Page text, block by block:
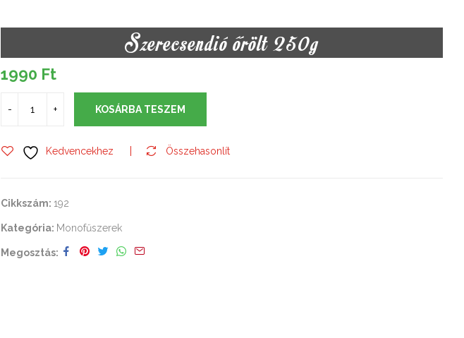
Szerecsendió őrölt 250g
1990 Ft
KOSÁRBA TESZEM
Kedvencekhez Összehasonlít
Cikkszám: 192
Kategória: Monofűszerek
Megosztás